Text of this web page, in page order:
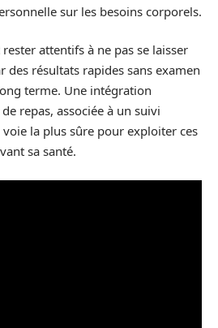
sur les besoins corporels.
attentifs à ne pas se laisser
des résultats rapides sans examen
terme. Une intégration
repas, associée à un suivi
la plus sûre pour exploiter ces
sa santé.